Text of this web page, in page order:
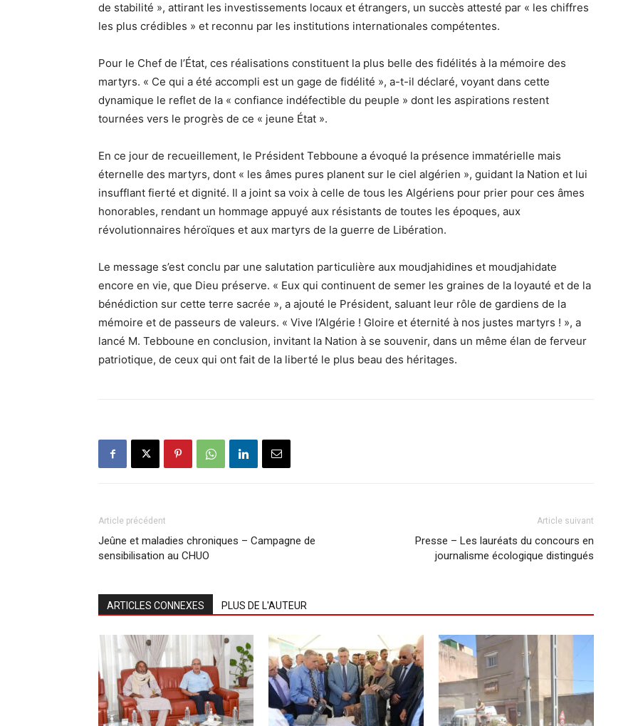
de stabilité », attirant les investissements locaux et étrangers, un succès attesté par « les chiffres
les plus crédibles » et reconnu par les institutions internationales compétentes.
Pour le Chef de l’État, ces réalisations constituent la plus belle des fidélités à la mémoire des
martyrs. « Ce qui a été accompli est un gage de fidélité », a-t-il déclaré, voyant dans cette
dynamique le reflet de la « confiance indéfectible du peuple » dont les aspirations restent
tournées vers le progrès de ce « jeune État ».
En ce jour de recueillement, le Président Tebboune a évoqué la présence immatérielle mais
éternelle des martyrs, dont « les âmes pures planent sur le ciel algérien », guidant la Nation et lui
insufflant fierté et dignité. Il a joint sa voix à celle de tous les Algériens pour prier pour ces âmes
honorables, rendant un hommage appuyé aux résistants de toutes les époques, aux
révolutionnaires héroïques et aux martyrs de la guerre de Libération.
Le message s’est conclu par une salutation particulière aux moudjahidines et moudjahidate
encore en vie, que Dieu préserve. « Eux qui continuent de semer les graines de la loyauté et de la
bénédiction sur cette terre sacrée », a ajouté le Président, saluant leur rôle de gardiens de la
mémoire et de passeurs de valeurs. « Vive l’Algérie ! Gloire et éternité à nos justes martyrs ! », a
lancé M. Tebboune en conclusion, invitant la Nation à se souvenir, dans un même élan de ferveur
patriotique, de ceux qui ont fait de la liberté le plus beau des héritages.
Article précédent
Jeûne et maladies chroniques – Campagne de
sensibilisation au CHUO
Article suivant
Presse – Les lauréats du concours en
journalisme écologique distingués
ARTICLES CONNEXES PLUS DE L'AUTEUR